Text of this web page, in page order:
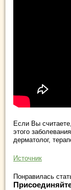
Если Вы
этого
дерматолог,
Источник
Понравилась